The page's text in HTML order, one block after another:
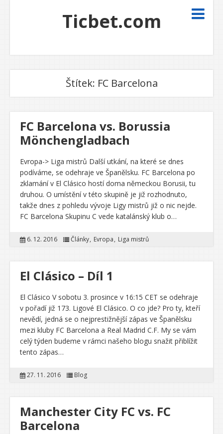
Ticbet.com
Štítek: FC Barcelona
FC Barcelona vs. Borussia
Mönchengladbach
Evropa-> Liga mistrů Další utkání, na které se dnes
podíváme, se odehraje ve Španělsku. FC Barcelona po
zklamání v El Clásico hostí doma německou Borusii, tu
druhou. O umístění v této skupině je již rozhodnuto,
takže dnes z pohledu vývoje Ligy mistrů již o nic nejde.
FC Barcelona Skupinu C vede katalánský klub o…
6. 12. 2016 Články Evropa Liga mistrů
El Clásico – Díl 1
El Clásico V sobotu 3. prosince v 16:15 CET se odehraje
v pořadí již 173. Ligové El Clásico. O co jde? Pro ty, kteří
nevědí, jedná se o nejprestižnější zápas ve Španělsku
mezi kluby FC Barcelona a Real Madrid C.F. My se vám
celý týden budeme v rámci našeho blogu snažit přiblížit
tento zápas…
27. 11. 2016 Blog
Manchester City FC vs. FC
Barcelona